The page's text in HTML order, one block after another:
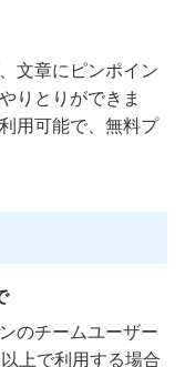
文章にピンポイン
りとりができま
用可能で、無料プ
のチームユーザー
上で利用する場合